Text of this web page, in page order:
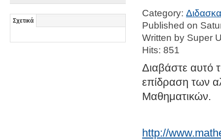
Σχετικά
Category:
Published on
Written by Super
Hits: 851
Διαβάστε αυτό
επίδραση των
Μαθηματικών.
http://